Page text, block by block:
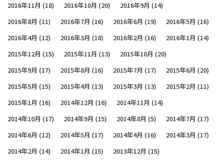
2016年11月 (18) 2016年10月 (20) 2016年9月 (14)
2016年8月 (11) 2016年7月 (16) 2016年6月 (19) 2016年5月 (16)
2016年4月 (12) 2016年3月 (18) 2016年2月 (16) 2016年1月 (14)
2015年12月 (15) 2015年11月 (13) 2015年10月 (20)
2015年9月 (17) 2015年8月 (16) 2015年7月 (17) 2015年6月 (20)
2015年5月 (15) 2015年4月 (13) 2015年3月 (13) 2015年2月 (11)
2015年1月 (16) 2014年12月 (16) 2014年11月 (14)
2014年10月 (17) 2014年9月 (15) 2014年8月 (5) 2014年7月 (17)
2014年6月 (12) 2014年5月 (17) 2014年4月 (16) 2014年3月 (17)
2014年2月 (14) 2014年1月 (15) 2013年12月 (15)